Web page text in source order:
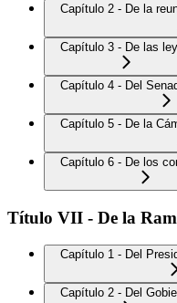
Capítulo 2 - De la
Capítulo 3 - De las
Capítulo 4 - Del
Capítulo 5 - De la
Capítulo 6 - De los
Título VII - De la
Capítulo 1 - Del
Capítulo 2 - Del